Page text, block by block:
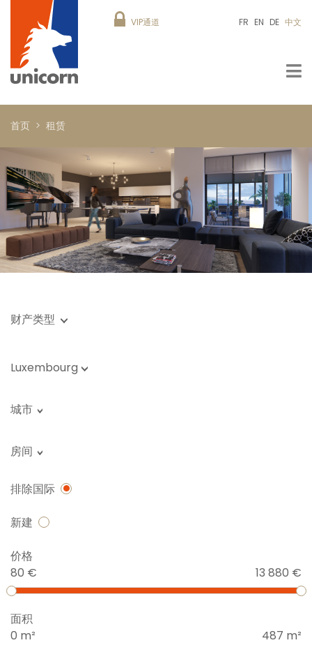
VIP通道 FR EN DE 中文
首页 租赁
财产类型
Luxembourg
城市
房间
排除国际
新建
价格
80 €
13 880 €
面积
0 m²
487 m²